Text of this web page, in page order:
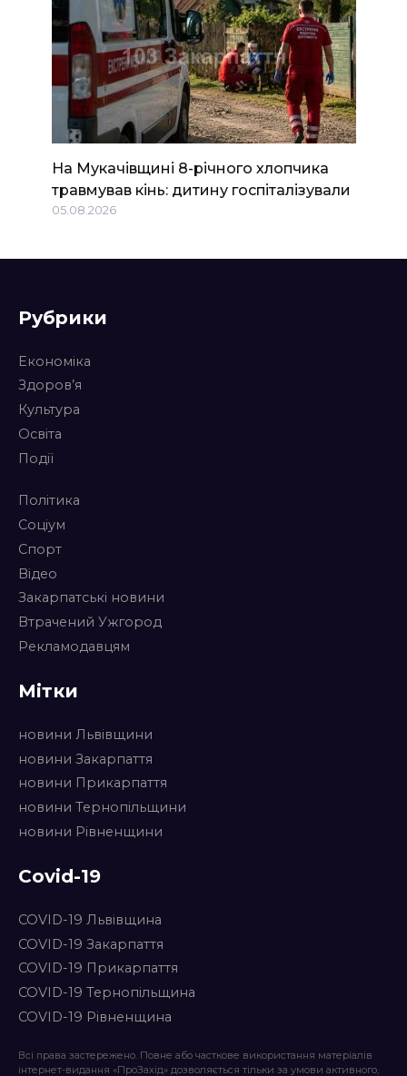
На Мукачівщині 8-річного хлопчика
травмував кінь: дитину госпіталізували
05.08.2026
Рубрики
Економіка
Здоров’я
Культура
Освіта
Події
Політика
Соціум
Спорт
Відео
Закарпатські новини
Втрачений Ужгород
Рекламодавцям
Мітки
новини Львівщини
новини Закарпаття
новини Прикарпаття
новини Тернопільщини
новини Рівненщини
Covid-19
COVID-19 Львівщина
COVID-19 Закарпаття
COVID-19 Прикарпаття
COVID-19 Тернопільщина
COVID-19 Рівненщина
Всі права застережено. Повне або часткове використання матеріалів
інтернет-видання «ПроЗахід» дозволяється тільки за умови активного,